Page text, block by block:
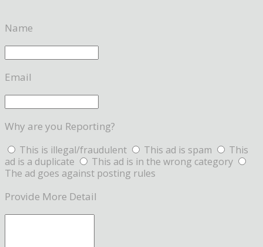
Name
Email
Why are you Reporting?
This is illegal/fraudulent This ad is spam
This
ad is a duplicate
This ad is in the wrong category
The ad goes against posting rules
Provide More Detail